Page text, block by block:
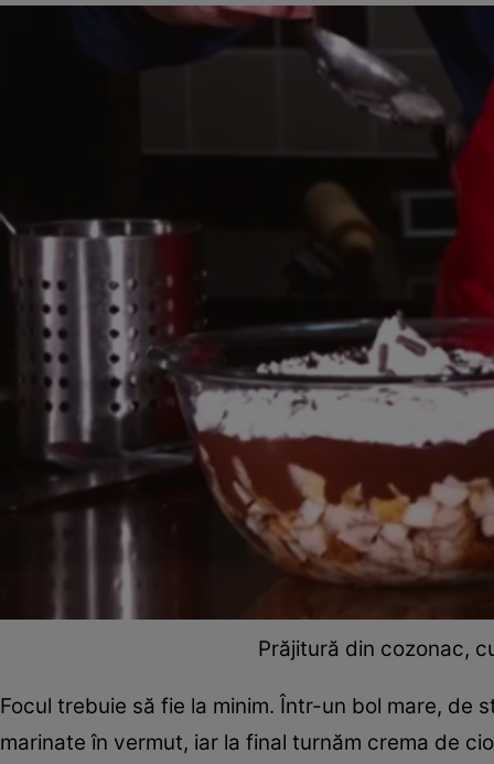
Prăjitură din cozonac,
Focul trebuie să fie la minim. Într-un bol mare,
marinate în vermut, iar la final turnăm crema de